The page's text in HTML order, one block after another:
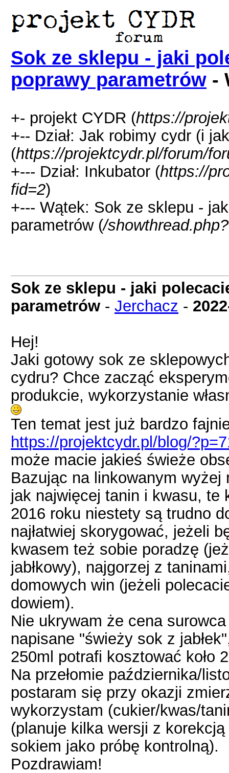
Sok ze sklepu - jaki
poprawy parametrów -
+- projekt CYDR (https://
+-- Dział: Jak robimy cydr (i
(https://projektcydr.pl/forum/
+--- Dział: Inkubator (https://
fid=2)
+--- Wątek: Sok ze sklepu -
parametrów (/
Sok ze sklepu - jaki
parametrów - Jerchacz -
Hej!
Jaki gotowy sok ze
cydru? Chce zacząć
produkcie, wykorzystanie
Ten temat jest już bardzo
https://projektcydr.pl/blog/
może macie jakieś świeże
Bazując na linkowanym wyżej
jak najwięcej tanin i kwasu, te
2016 roku niestety są trudno
najłatwiej skorygować, jeżeli
kwasem też sobie poradzę
jabłkowy), najgorzej z
domowych win (jeżeli
dowiem).
Nie ukrywam że cena
napisane "świeży sok z
250ml potrafi kosztować koło
Na przełomie października/
postaram się przy okazji
wykorzystam (cukier/kwas/
(planuje kilka wersji z
sokiem jako próbę kontrolną).
Pozdrawiam!